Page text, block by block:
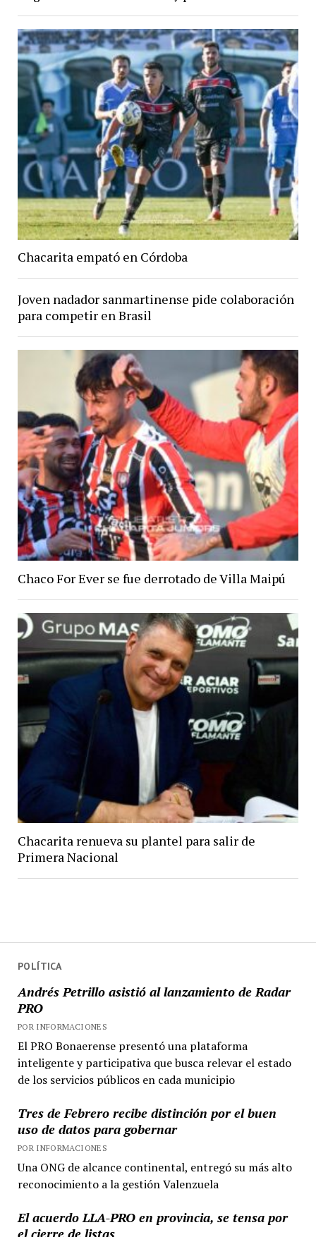
POLÍTICA
Andrés Petrillo asistió al lanzamiento de Radar
PRO
POR INFORMACIONES
El PRO Bonaerense presentó una plataforma
inteligente y participativa que busca relevar el estado
de los servicios públicos en cada municipio
Tres de Febrero recibe distinción por el buen
uso de datos para gobernar
POR INFORMACIONES
Una ONG de alcance continental, entregó su más alto
reconocimiento a la gestión Valenzuela
El acuerdo LLA-PRO en provincia, se tensa por
el cierre de listas
Chacarita empató en Córdoba
Joven nadador sanmartinense pide colaboración
para competir en Brasil
Chaco For Ever se fue derrotado de Villa Maipú
Chacarita renueva su plantel para salir de
Primera Nacional